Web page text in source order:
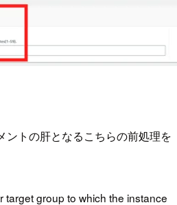
ントの肝となるこちらの前処理を
target group to which the instance